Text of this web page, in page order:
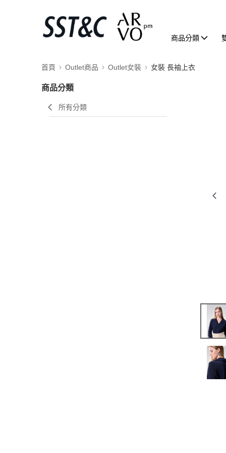
商品分類
首頁 Outlet商品 Outlet女裝 女裝 長袖上衣
商品分類
所有分類